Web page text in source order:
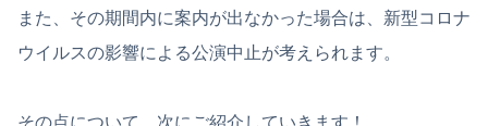
また、その期間内に案内が出なかった場合は、新型コロナ
ウイルスの影響による公演中止が考えられます。
その点について、次にご紹介していきます！